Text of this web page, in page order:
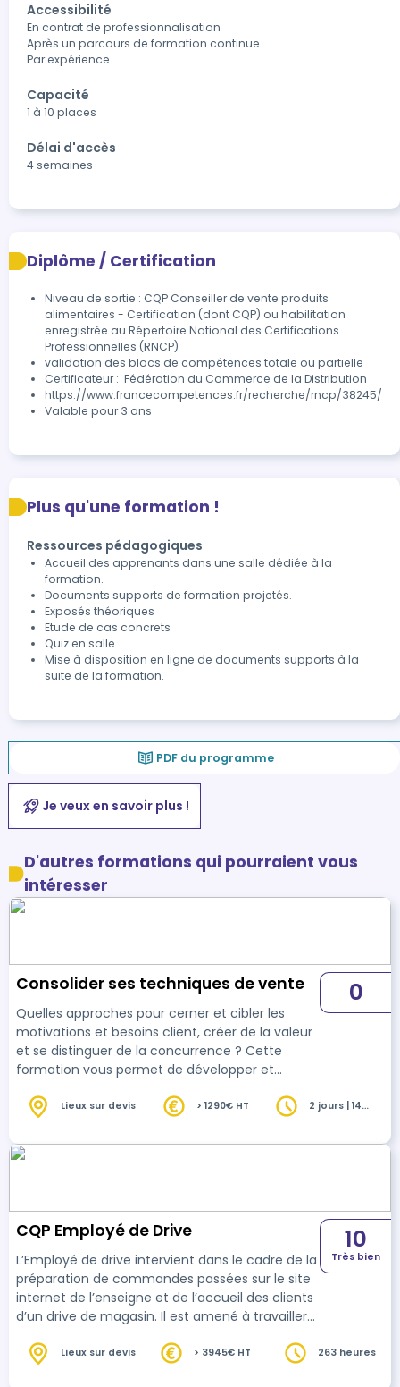
Accessibilité
En contrat de professionnalisation
Après un parcours de formation continue
Par expérience
Capacité
1 à 10 places
Délai d'accès
4 semaines
Diplôme / Certification
Niveau de sortie : CQP Conseiller de vente produits
alimentaires - Certification (dont CQP) ou habilitation
enregistrée au Répertoire National des Certifications
Professionnelles (RNCP)
validation des blocs de compétences totale ou partielle
Certificateur :  Fédération du Commerce de la Distribution
https://www.francecompetences.fr/recherche/rncp/38245/
Valable pour 3 ans
Plus qu'une formation !
Ressources pédagogiques
Accueil des apprenants dans une salle dédiée à la
formation.
Documents supports de formation projetés.
Exposés théoriques
Etude de cas concrets
Quiz en salle
Mise à disposition en ligne de documents supports à la
suite de la formation.
PDF du programme
Je veux en savoir plus !
D'autres formations qui pourraient vous
intéresser
Consolider ses techniques de vente
Quelles approches pour cerner et cibler les
motivations et besoins client, créer de la valeur
et se distinguer de la concurrence ? Cette
formation vous permet de développer et
commercial.
0
Lieux sur devis > 1290€ HT
2 jours | 14
CQP Employé de Drive
L’Employé de drive intervient dans le cadre de la
préparation de commandes passées sur le site
internet de l’enseigne et de l’accueil des clients
d’un drive de magasin. Il est amené à travailler
branche du Commerce de détail et de gros à
10
Très bien
Lieux sur devis > 3945€ HT 263 heures